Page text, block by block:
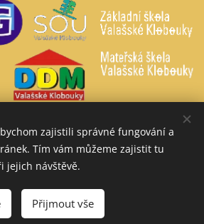
s.r.o. Všechna práva vyhrazena.
www.mc-fitness.cz
• ⌂ & AKTUALITY
zajistili správné fungování a
Tím vám můžeme zajistit tu
jejich návštěvě.
Přijmout vše